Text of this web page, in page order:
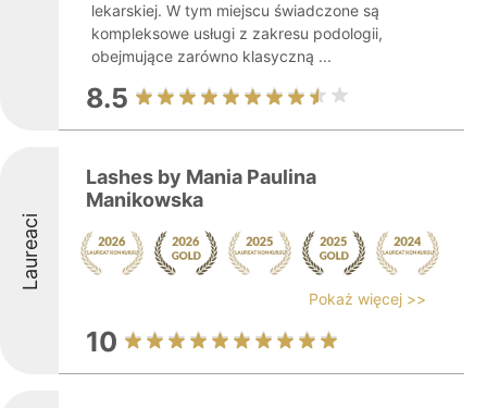
lekarskiej. W tym miejscu świadczone są
kompleksowe usługi z zakresu podologii,
obejmujące zarówno klasyczną ...
8.5
Laureaci
Lashes by Mania Paulina
Manikowska
Pokaż więcej >>
10